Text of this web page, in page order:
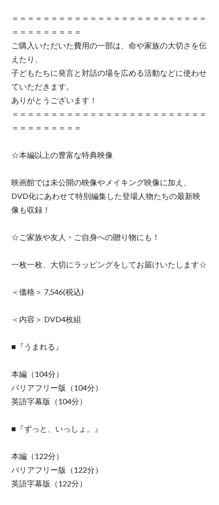
＝＝＝＝＝＝＝＝＝＝＝＝＝＝＝＝＝＝＝＝＝＝＝＝＝
＝＝＝＝＝＝＝＝＝
ご購入いただいた費用の一部は、命や家族の大切さを伝
えたり、
子どもたちに発言と対話の場を広める活動などに使わせ
ていただきます。
ありがとうございます！
＝＝＝＝＝＝＝＝＝＝＝＝＝＝＝＝＝＝＝＝＝＝＝＝＝
＝＝＝＝＝＝＝＝＝
☆本編以上の豊富な特典映像
映画館では未公開の映像やメイキング映像に加え、
DVD化にあわせて特別編集した登場人物たちの最新映
像も収録！
☆ご家族や友人・ご自身への贈り物にも！
一枚一枚、大切にラッピングをしてお届けいたします☆
＜価格＞ 7,546(税込)
＜内容＞ DVD4枚組
■『うまれる』
本編（104分）
バリアフリー版（104分）
英語字幕版（104分）
■『ずっと、いっしょ。』
本編（122分）
バリアフリー版（122分）
英語字幕版（122分）